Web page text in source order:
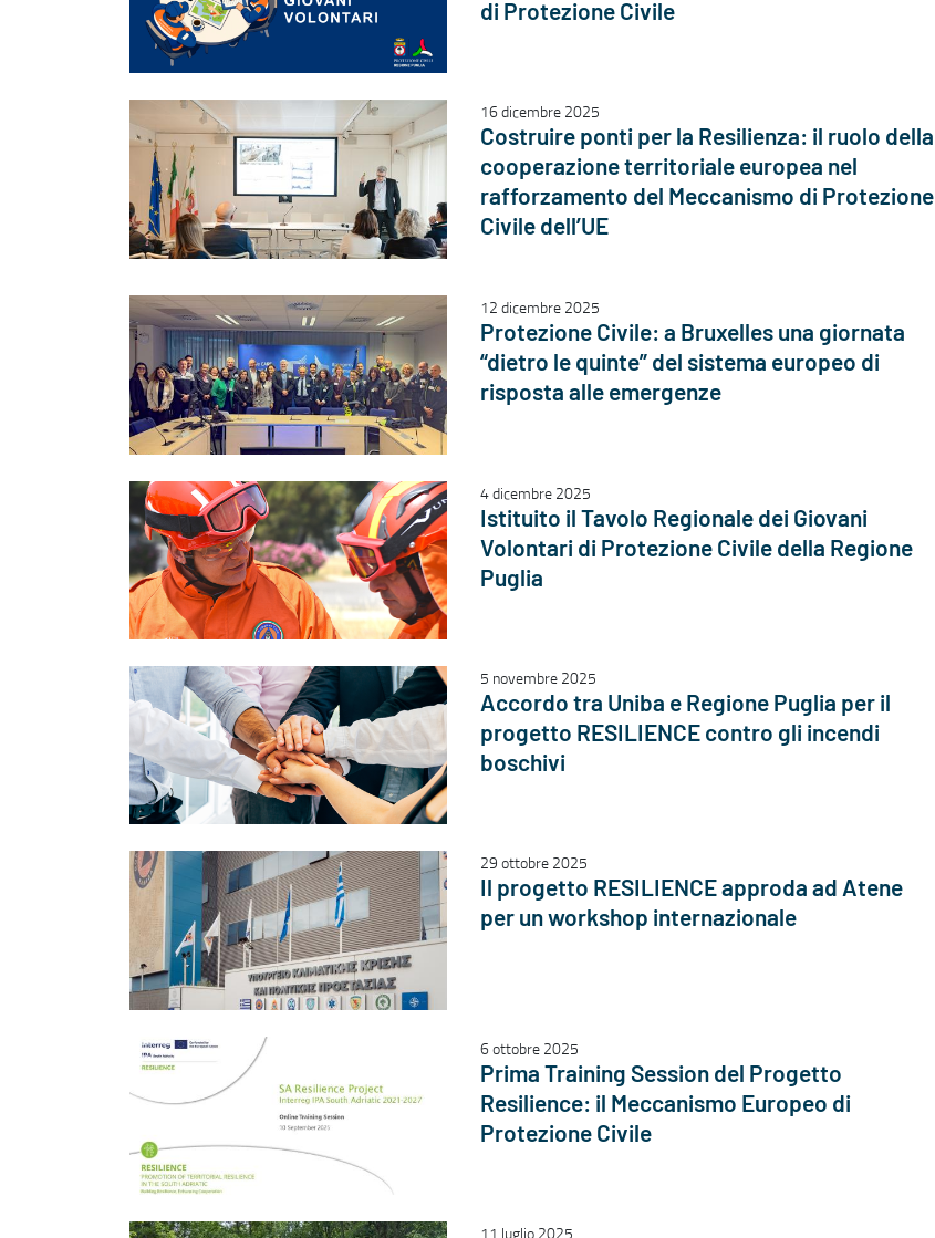
di Protezione Civile
16 dicembre 2025
Costruire ponti per la Resilienza: il ruolo della
cooperazione territoriale europea nel
rafforzamento del Meccanismo di Protezione
Civile dell’UE
12 dicembre 2025
Protezione Civile: a Bruxelles una giornata
“dietro le quinte” del sistema europeo di
risposta alle emergenze
4 dicembre 2025
Istituito il Tavolo Regionale dei Giovani
Volontari di Protezione Civile della Regione
Puglia
5 novembre 2025
Accordo tra Uniba e Regione Puglia per il
progetto RESILIENCE contro gli incendi
boschivi
29 ottobre 2025
Il progetto RESILIENCE approda ad Atene
per un workshop internazionale
6 ottobre 2025
Prima Training Session del Progetto
Resilience: il Meccanismo Europeo di
Protezione Civile
11 luglio 2025